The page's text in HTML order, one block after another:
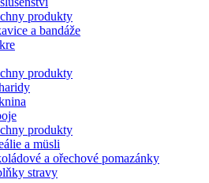
produkty
a bandáže
produkty
produkty
a müsli
a ořechové pomazánky
stravy